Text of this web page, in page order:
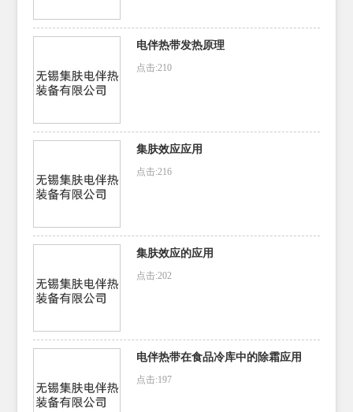
电伴热带发热原理
点击:210
集肤效应应用
点击:216
集肤效应的应用
点击:202
电伴热带在食品冷库中的除霜应用
点击:197